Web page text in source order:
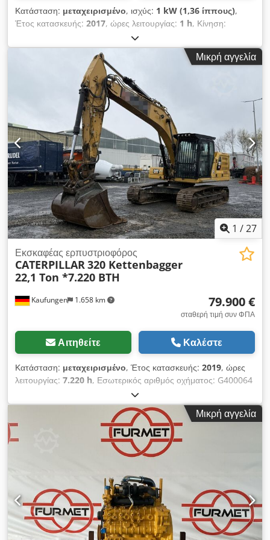
Κατάσταση: μεταχειρισμένο, ισχύς: 1 kW (1,36 ίππους),
Έτος κατασκευής: 2017, ώρες λειτουργίας: 1 h, Κίνηση:
Τροχοφόρο Καθαρό βάρος: 12.200 kg Dcedpoyuvd Tefx Ak
Hjk Επικοινωνήστε με τον Emal Jaweed για περαιτέρω
πληροφορίες. Γρήγορος συνδέτης / Quick coupler, OilQuick,
OQ65, Έτος κατασκευής: 2017, Βάρος: 185 kg, Μέγιστο
φορτίο αγκίστρου: 12.200 kg, Έχει τοποθετηθεί σε κινητό
εκσκαφέα Liebherr 918! Άλλα: * Διαθέτουμε πάνω από 200
προσφορές προς πώληση. * Η τοποθεσία μας απέχει 30 χλμ
βόρεια από το αεροδρόμιο Φρανκφούρτης/Μ. * Δυνατότητα
χρηματοδότησης & leasing. * Ειδικοί στις μεταφορές και τη
ναυτιλία παγκοσμίως. * Δεν φέρουμε ευθύνη για τυπογραφικά
ή γραπτά λάθη. * Υπόκειται σε αλλαγές και ενδιάμεση πώληση.
* Δυνατή η ανταλλαγή. * Για την αγορά οχημάτων/
μηχανημάτων μεταχειρισμένων ισχύουν αποκλειστικά οι Γενικοί
Όροι της Jaweed GmbH. * Περισσότερες πληροφορίες και
τους όρους μας θα βρείτε στην ιστοσελίδα μας.
Μικρή αγγελία
1 /27
Kaufungen 1.658 km
Εκσκαφέας ερπυστριοφόρος
CATERPILLAR320 Kettenbagger
22,1 Ton *7.220 BTH
79.900 €
σταθερή τιμή συν ΦΠΑ
Αιτηθείτε Καλέστε
Κατάσταση: μεταχειρισμένο, Έτος κατασκευής: 2019, ώρες
λειτουργίας: 7.220 h, Εσωτερικός αριθμός οχήματος: G400064
Άμεσα διαθέσιμο στην αυλή μας στο Κάουφουνγκεν
Περισσότερες πληροφορίες: * Golec Nutzfahrzeuge GmbH
(Γερμανικά, Αγγλικά, Βουλγαρικά, Ρωσικά) * Viktoria
Sologubova (Πολωνικά, Ρωσικά, Ουκρανικά, Αγγλικά)
CATERPILLAR 320 ερπυστριοφόρος εκσκαφέας Dcsdpfx
Akeyvmz Ts Hsk Έτος κατασκευής: 2019 Ώρες λειτουργίας:
Εσωτερικός αριθμός: G400064 * Τιμή αγοράς: 79.900,00 € *
Προκαταβολή: 10% * Διάρκεια: 60 μήνες * Μηνιαία δόση:
1.199,02 € * Υπολειπόμενη αξία: 15.380,00 € Εάν το
ενδιαφέρον σας η προσφορά ή επιθυμείτε προσαρμογή στις
ανάγκες σας, επικοινωνήστε μαζί μας (κ. Enchev).
Μικρή αγγελία